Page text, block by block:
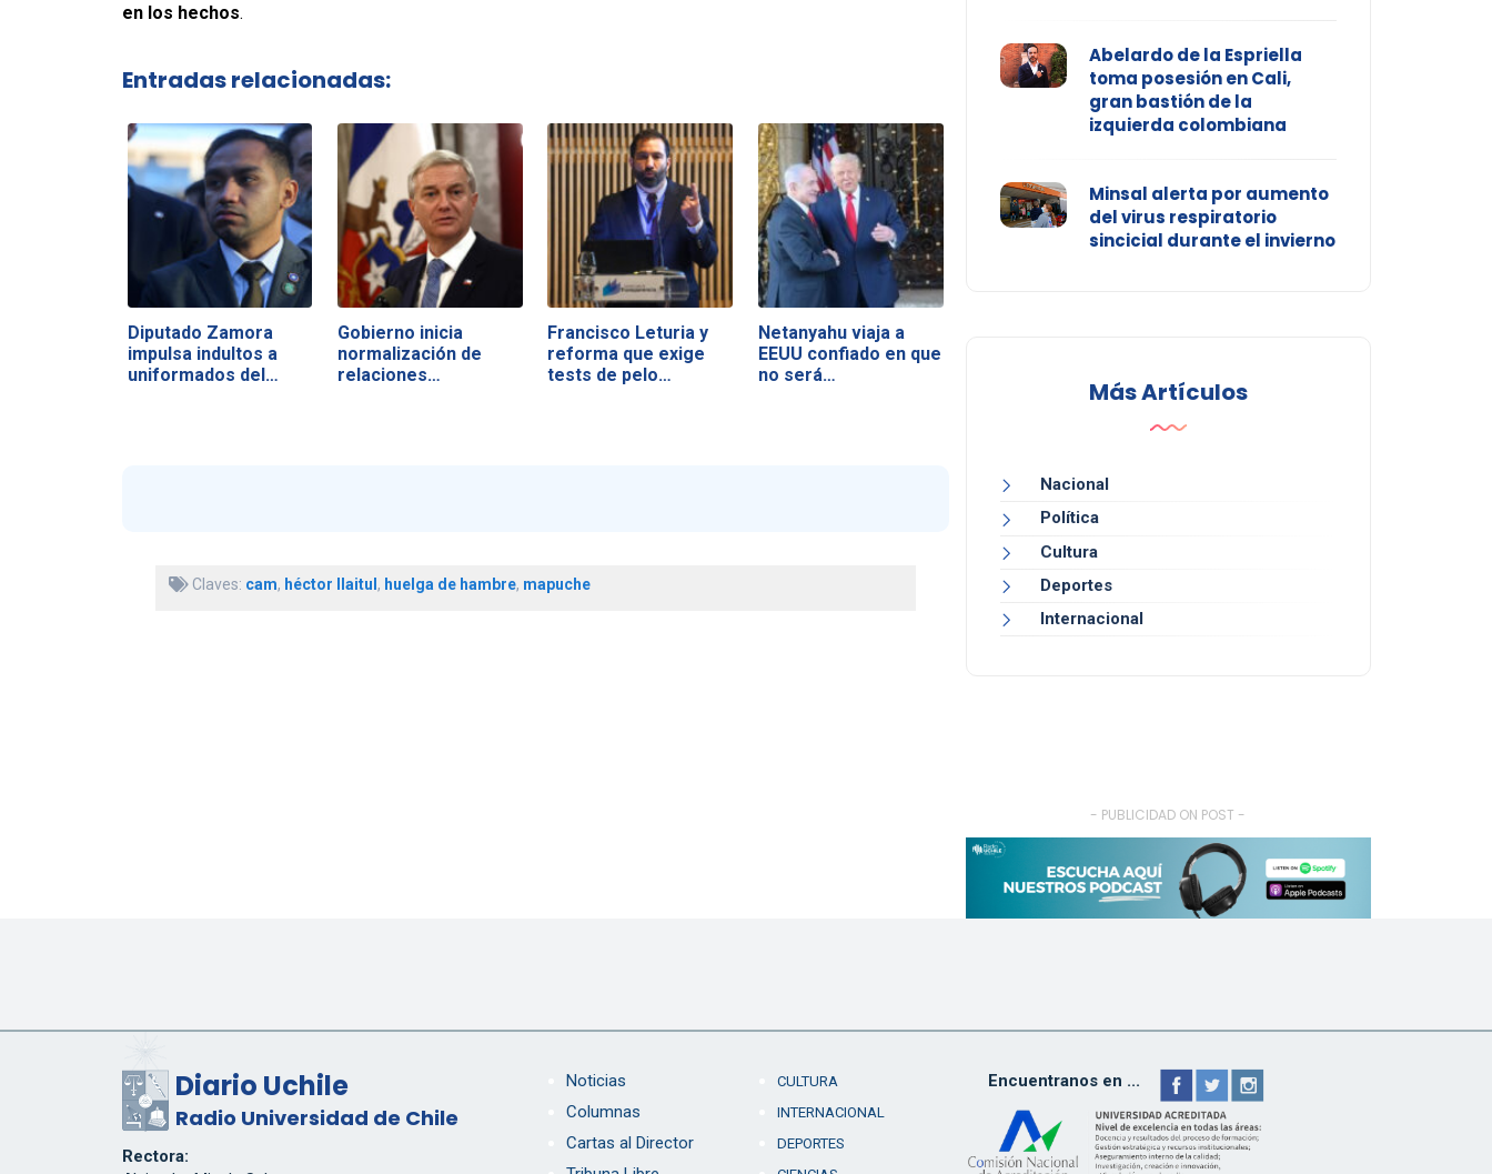
en los hechos.
Entradas relacionadas:
Diputado Zamora
impulsa indultos a
uniformados del…
Gobierno inicia
normalización de
relaciones…
Francisco Leturia y
reforma que exige
tests de pelo…
Netanyahu viaja a
EEUU confiado en que
no será…
Claves: cam, héctor llaitul , huelga de hambre, mapuche
Abelardo de la Espriella
toma posesión en Cali,
gran bastión de la
izquierda colombiana
Minsal alerta por aumento
del virus respiratorio
sincicial durante el invierno
Más Artículos
Nacional
Política
Cultura
Deportes
Internacional
- PUBLICIDAD ON POST -
Diario Uchile
Radio Universidad de Chile
Rectora:
Noticias
Columnas
Cartas al Director
CULTURA
INTERNACIONAL
DEPORTES
Encuentranos en ...